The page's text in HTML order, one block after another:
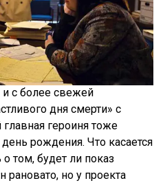
и с более свежей
дня смерти» с
героиня тоже
рождения. Что касается
том, будет ли показ
но у проекта